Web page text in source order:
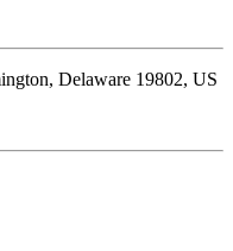
Delaware 19802, US